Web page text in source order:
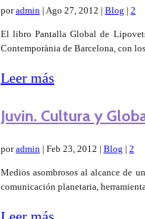
poradmin | Ago 27, 2012 | Blog | 2
El libro Pantalla Global de
Contemporània de Barcelona, con
Leer más
Juvin. Cultura y
poradmin| Feb 23, 2012 | Blog | 2
Medios asombrosos al alcance de
comunicación planetaria,